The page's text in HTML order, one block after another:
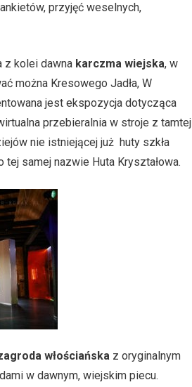
przyjęć weselnych,
z kolei dawna karczma wiejska, w
można Kresowego Jadła, W
jest ekspozycja dotycząca
przebieralnia w stroje z tamtej
nie istniejącej już huty szkła
samej nazwie Huta Kryształowa.
włościańska z oryginalnym
w dawnym, wiejskim piecu.